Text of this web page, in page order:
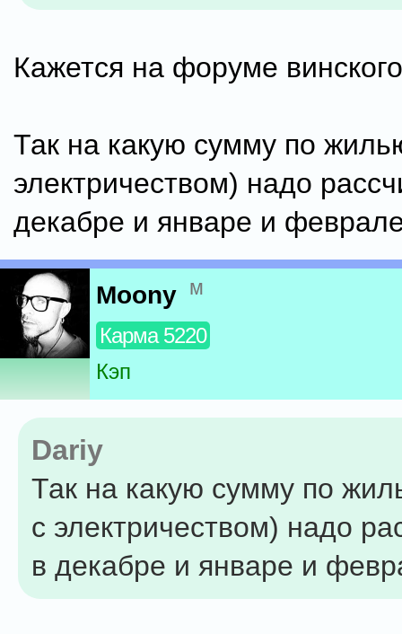
Кажется на форуме
Так на какую сумму по
электричеством) надо
декабре и январе и
Moony м
Карма 5220
Кэп
Dariy
Так на какую сумму по
с электричеством) надо
в декабре и январе и